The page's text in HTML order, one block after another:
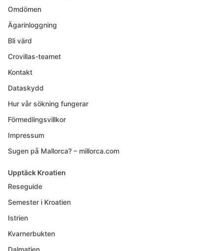
Omdömen
Ägarinloggning
Bli värd
Crovillas-teamet
Kontakt
Dataskydd
Hur vår sökning fungerar
Förmedlingsvillkor
Impressum
Sugen på Mallorca? – millorca.com
Upptäck Kroatien
Reseguide
Semester i Kroatien
Istrien
Kvarnerbukten
Dalmatien